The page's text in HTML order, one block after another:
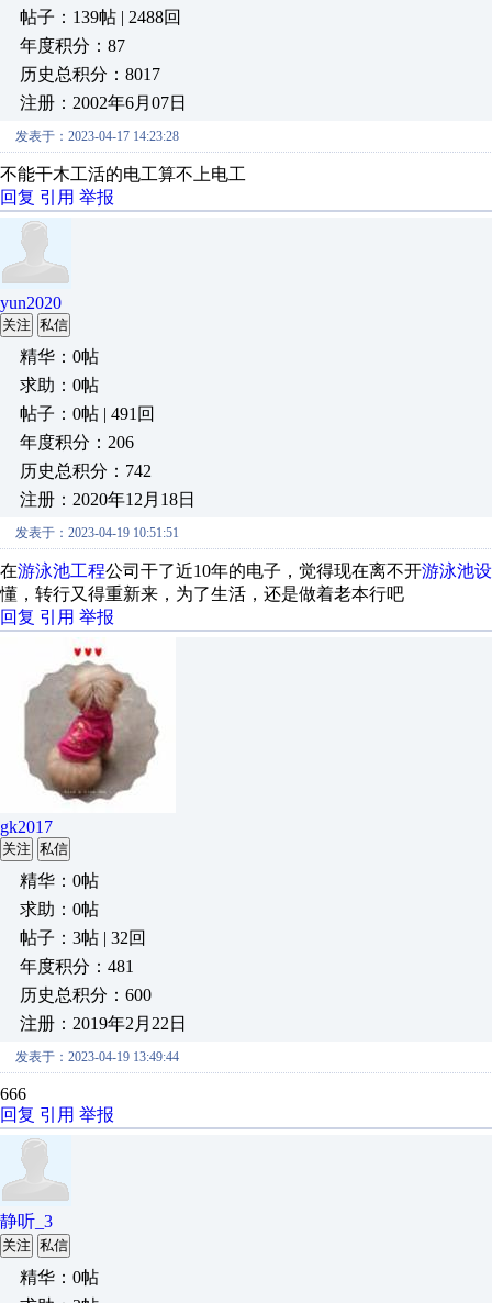
帖子：139帖 | 2488回
年度积分：87
历史总积分：8017
注册：2002年6月07日
发表于：2023-04-17 14:23:28
不能干木工活的电工算不上电工
回复 引用 举报
yun2020
关注 私信
精华：0帖
求助：0帖
帖子：0帖 | 491回
年度积分：206
历史总积分：742
注册：2020年12月18日
发表于：2023-04-19 10:51:51
在游泳池工程公司干了近10年的电子，觉得现在离不开游泳池
懂，转行又得重新来，为了生活，还是做着老本行吧
回复 引用 举报
gk2017
关注 私信
精华：0帖
求助：0帖
帖子：3帖 | 32回
年度积分：481
历史总积分：600
注册：2019年2月22日
发表于：2023-04-19 13:49:44
666
回复 引用 举报
静听_3
关注 私信
精华：0帖